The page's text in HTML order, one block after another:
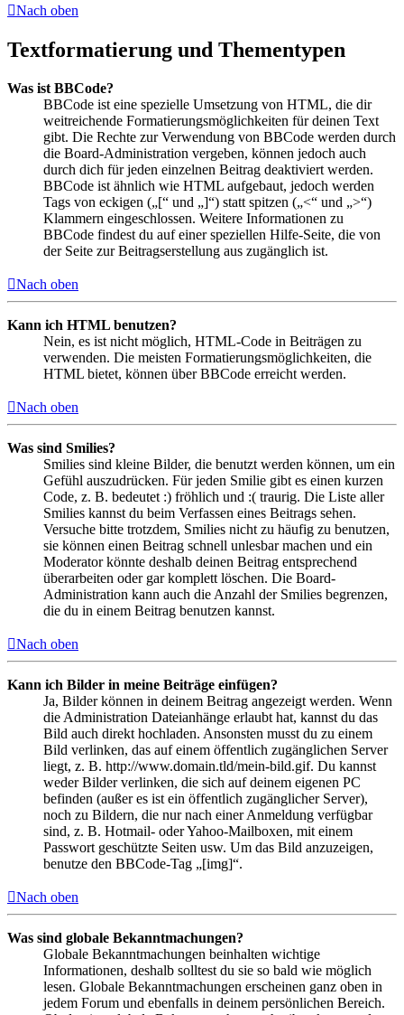
Nach oben
Textformatierung und Thementypen
Was ist BBCode?
BBCode ist eine spezielle Umsetzung von HTML, die dir
weitreichende Formatierungsmöglichkeiten für deinen Text
gibt. Die Rechte zur Verwendung von BBCode werden durch
die Board-Administration vergeben, können jedoch auch
durch dich für jeden einzelnen Beitrag deaktiviert werden.
BBCode ist ähnlich wie HTML aufgebaut, jedoch werden
Tags von eckigen („[“ und „]“) statt spitzen („<“ und „>“)
Klammern eingeschlossen. Weitere Informationen zu
BBCode findest du auf einer speziellen Hilfe-Seite, die von
der Seite zur Beitragserstellung aus zugänglich ist.
Nach oben
Kann ich HTML benutzen?
Nein, es ist nicht möglich, HTML-Code in Beiträgen zu
verwenden. Die meisten Formatierungsmöglichkeiten, die
HTML bietet, können über BBCode erreicht werden.
Nach oben
Was sind Smilies?
Smilies sind kleine Bilder, die benutzt werden können, um ein
Gefühl auszudrücken. Für jeden Smilie gibt es einen kurzen
Code, z. B. bedeutet :) fröhlich und :( traurig. Die Liste aller
Smilies kannst du beim Verfassen eines Beitrags sehen.
Versuche bitte trotzdem, Smilies nicht zu häufig zu benutzen,
sie können einen Beitrag schnell unlesbar machen und ein
Moderator könnte deshalb deinen Beitrag entsprechend
überarbeiten oder gar komplett löschen. Die Board-
Administration kann auch die Anzahl der Smilies begrenzen,
die du in einem Beitrag benutzen kannst.
Nach oben
Kann ich Bilder in meine Beiträge einfügen?
Ja, Bilder können in deinem Beitrag angezeigt werden. Wenn
die Administration Dateianhänge erlaubt hat, kannst du das
Bild auch direkt hochladen. Ansonsten musst du zu einem
Bild verlinken, das auf einem öffentlich zugänglichen Server
liegt, z. B. http://www.domain.tld/mein-bild.gif. Du kannst
weder Bilder verlinken, die sich auf deinem eigenen PC
befinden (außer es ist ein öffentlich zugänglicher Server),
noch zu Bildern, die nur nach einer Anmeldung verfügbar
sind, z. B. Hotmail- oder Yahoo-Mailboxen, mit einem
Passwort geschützte Seiten usw. Um das Bild anzuzeigen,
benutze den BBCode-Tag „[img]“.
Nach oben
Was sind globale Bekanntmachungen?
Globale Bekanntmachungen beinhalten wichtige
Informationen, deshalb solltest du sie so bald wie möglich
lesen. Globale Bekanntmachungen erscheinen ganz oben in
jedem Forum und ebenfalls in deinem persönlichen Bereich.